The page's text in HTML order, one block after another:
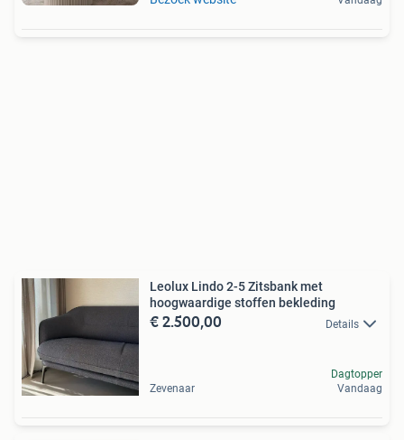
Leolux Lindo 2-5 Zitsbank met
hoogwaardige stoffen bekleding
€ 2.500,00 Details
Zevenaar
Dagtopper
Vandaag